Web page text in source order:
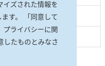
>85%
イズされた情報を
す。 「同意して
プライバシーに関
したものとみなさ